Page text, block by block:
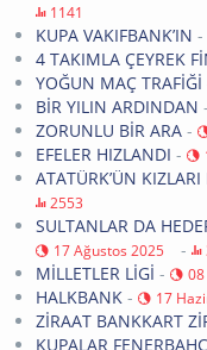
1141
KUPA VAKIFBANK’IN -
4 TAKIMLA ÇEYREK
YOĞUN MAÇ TRAFİĞİ
BİR YILIN ARDINDAN -
ZORUNLU BİR ARA -
EFELER HIZLANDI -
ATATÜRK’ÜN
2553
SULTANLAR DA
17 Ağustos 2025 -
MİLLETLER LİGİ -
HALKBANK - 17
ZİRAAT BANKKART
KUPALAR